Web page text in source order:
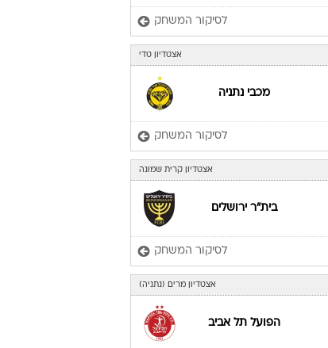
לסיקור המשחק
אצטדיון טדי
מכבי נתניה
לסיקור המשחק
אצטדיון קרית שמונה
בית"ר ירושלים
לסיקור המשחק
אצטדיון מרים (נתניה)
הפועל תל אביב